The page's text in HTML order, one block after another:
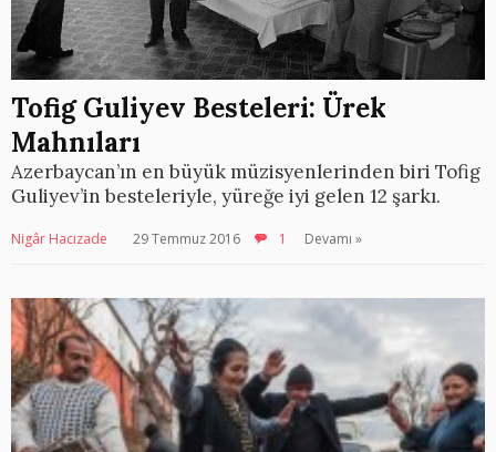
Tofig Guliyev Besteleri: Ürek
Mahnıları
Azerbaycan’ın en büyük müzisyenlerinden biri Tofig
Guliyev’in besteleriyle, yüreğe iyi gelen 12 şarkı.
Nigâr Hacızade 29 Temmuz 2016 1 Devamı »